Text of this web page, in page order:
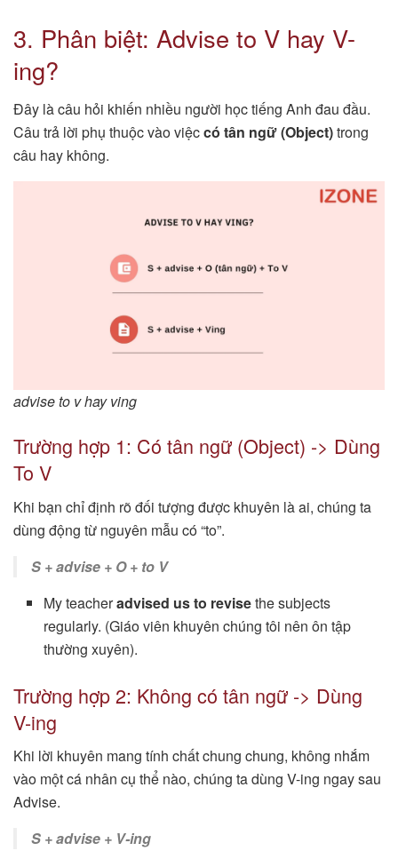
3. Phân biệt: Advise to V hay V-
ing?
Đây là câu hỏi khiến nhiều người học tiếng Anh đau đầu.
Câu trả lời phụ thuộc vào việccó tân ngữ (Object)trong
câu hay không.
advise to v hay ving
Trường hợp 1: Có tân ngữ (Object) -> Dùng
To V
Khi bạn chỉ định rõ đối tượng được khuyên là ai, chúng ta
dùng động từ nguyên mẫu có “to”.
S + advise + O + to V
My teacheradvised us to revisethe subjects
regularly. (Giáo viên khuyên chúng tôi nên ôn tập
thường xuyên).
Trường hợp 2: Không có tân ngữ -> Dùng
V-ing
Khi lời khuyên mang tính chất chung chung, không nhắm
vào một cá nhân cụ thể nào, chúng ta dùng V-ing ngay sau
Advise.
S + advise + V-ing